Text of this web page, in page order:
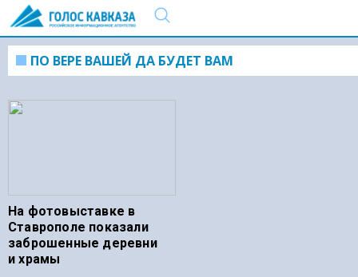
ПО ВЕРЕ ВАШЕЙ ДА БУДЕТ ВАМ
На фотовыставке в
Ставрополе показали
заброшенные деревни
и храмы